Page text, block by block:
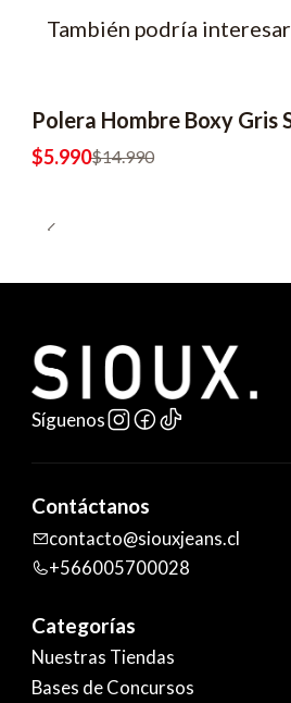
También podría
-60% OFF
2x8990
Polera Hombre Boxy Gris
$5.990$14.990
Síguenos
Contáctanos
contacto@siouxjeans.cl
+566005700028
Categorías
Nuestras Tiendas
Bases de Concursos